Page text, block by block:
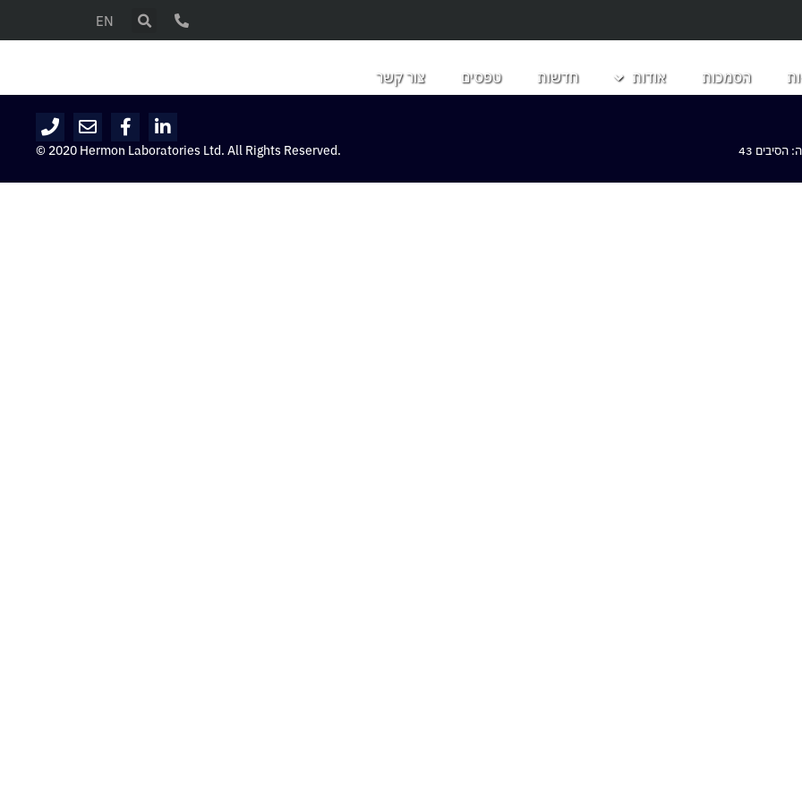
EN
הסמכות אודות חדשות טפסים צור קשר
43
© 2020 Hermon Laboratories Ltd. All Rights Reserved.